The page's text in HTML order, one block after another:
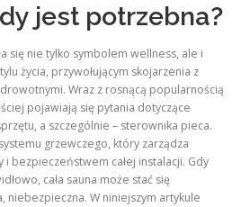
jest potrzebna?
się nie tylko symbolem wellness, ale i
życia, przywołującym skojarzenia z
Wraz z rosnącą popularnością
pojawiają się pytania dotyczące
a szczególnie – sterownika pieca.
grzewczego, który zarządza
bezpieczeństwem całej instalacji. Gdy
cała sauna może stać się
niebezpieczna. W niniejszym artykule